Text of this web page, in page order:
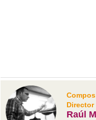
Director
Raúl